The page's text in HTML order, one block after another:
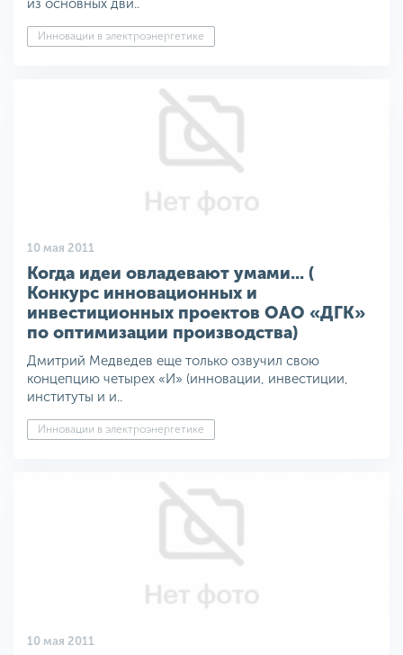
из основных дви..
Инновации в электроэнергетике
10 мая 2011
Когда идеи овладевают умами... (
Конкурс инновационных и
инвестиционных проектов ОАО «ДГК»
по оптимизации производства)
Дмитрий Медведев еще только озвучил свою
концепцию четырех «И» (инновации, инвестиции,
институты и и..
Инновации в электроэнергетике
10 мая 2011